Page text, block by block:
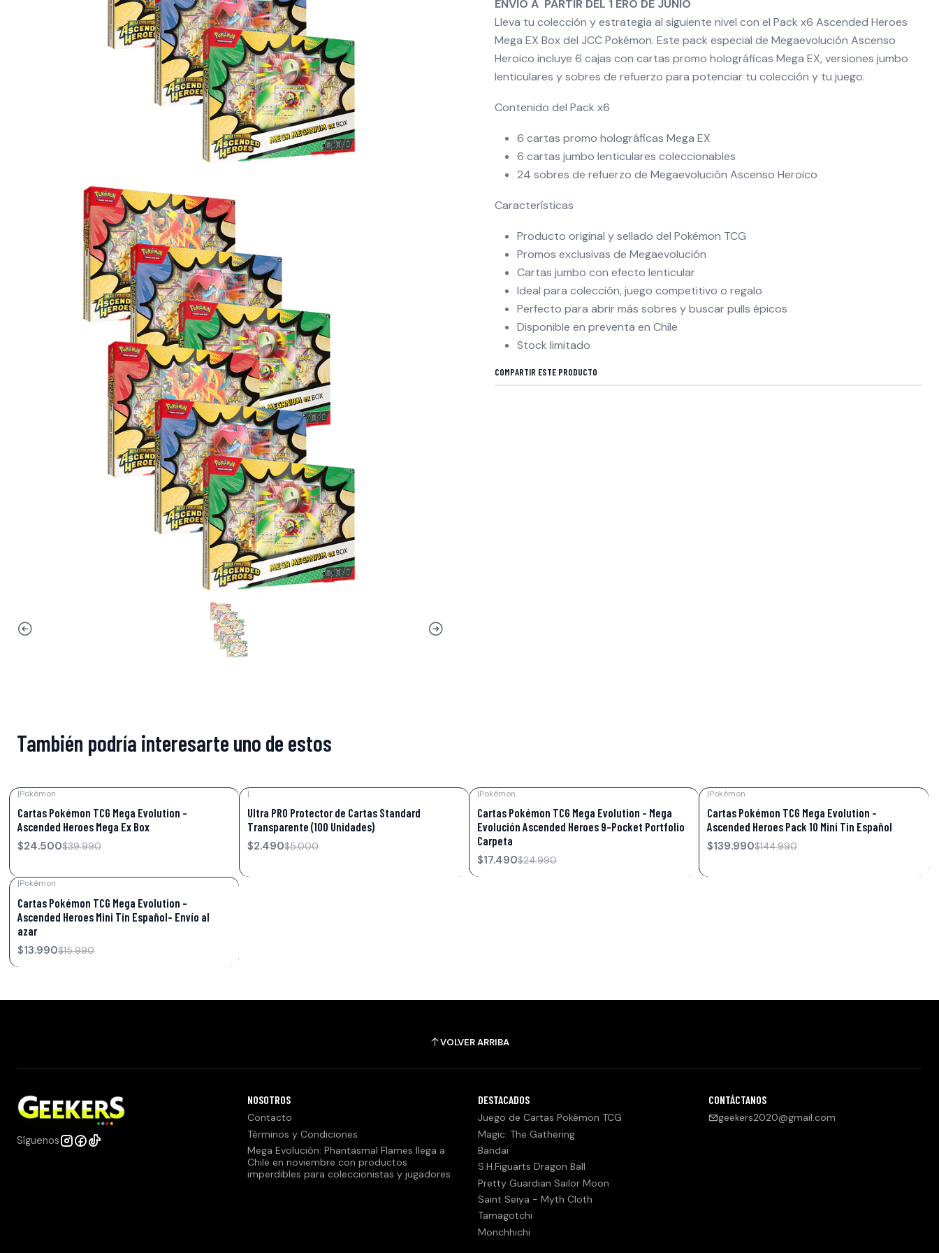
ENVIO A PARTIR DEL 1 ERO DE JUNIO
Lleva tu colección y estrategia al siguiente nivel con el Pack x6 Ascended Heroes
Mega EX Box del JCC Pokémon. Este pack especial de Megaevolución Ascenso
Heroico incluye 6 cajas con cartas promo holográficas Mega EX, versiones jumbo
lenticulares y sobres de refuerzo para potenciar tu colección y tu juego.
Contenido del Pack x6
6 cartas promo holográficas Mega EX
6 cartas jumbo lenticulares coleccionables
24 sobres de refuerzo de Megaevolución Ascenso Heroico
Características
Producto original y sellado del Pokémon TCG
Promos exclusivas de Megaevolución
Cartas jumbo con efecto lenticular
Ideal para colección, juego competitivo o regalo
Perfecto para abrir más sobres y buscar pulls épicos
Disponible en preventa en Chile
Stock limitado
COMPARTIR ESTE PRODUCTO
También podría interesarte uno de estos
|Pokémon
Cartas Pokémon TCG Mega Evolution –
Ascended Heroes Mega Ex Box
$24.500$39.990
|
Ultra PRO Protector de Cartas Standard
Transparente (100 Unidades)
$2.490$5.000
|Pokémon
Cartas Pokémon TCG Mega Evolution – Mega
Evolución Ascended Heroes 9-Pocket Portfolio
Carpeta
$17.490$24.990
|Pokémon
Cartas Pokémon TCG Mega Evolution –
Ascended Heroes Pack 10 Mini Tin Español
$139.990$144.990
|Pokémon
Cartas Pokémon TCG Mega Evolution –
Ascended Heroes Mini Tin Español- Envío al
azar
$13.990$15.990
VOLVER ARRIBA
Síguenos
NOSOTROS
Contacto
Términos y Condiciones
Mega Evolución: Phantasmal Flames llega a
Chile en noviembre con productos
imperdibles para coleccionistas y jugadores
DESTACADOS
Juego de Cartas Pokémon TCG
Magic: The Gathering
Bandai
S.H.Figuarts Dragon Ball
Pretty Guardian Sailor Moon
Saint Seiya - Myth Cloth
Tamagotchi
Monchhichi
CONTÁCTANOS
geekers2020@gmail.com